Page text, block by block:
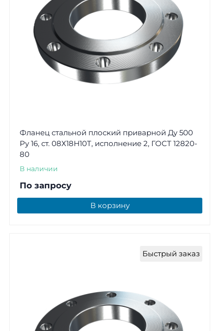
Фланец стальной плоский приварной Ду 500
Ру 16, ст. 08Х18Н10Т, исполнение 2, ГОСТ 12820-
80
В наличии
По запросу
В корзину
Быстрый заказ